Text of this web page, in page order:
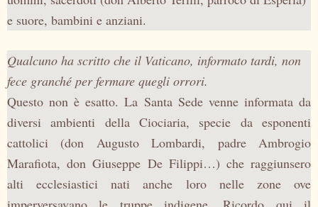
e suore, bambini e anziani.
Qualcuno ha scritto che il Vaticano, informato tardi, non
fece granché per fermare quegli orrori.
Questo non è esatto.La Santa Sedevenne informata da
diversi ambienti della Ciociaria, specie da esponenti
cattolici (don Augusto Lombardi, padre Ambrogio
Marafiota, don Giuseppe De Filippi…) che raggiunsero
alti ecclesiastici nati anche loro nelle zone ove